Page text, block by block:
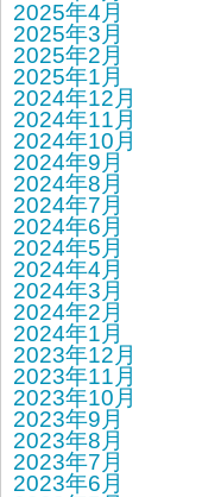
2025年4月
2025年3月
2025年2月
2025年1月
2024年12月
2024年11月
2024年10月
2024年9月
2024年8月
2024年7月
2024年6月
2024年5月
2024年4月
2024年3月
2024年2月
2024年1月
2023年12月
2023年11月
2023年10月
2023年9月
2023年8月
2023年7月
2023年6月